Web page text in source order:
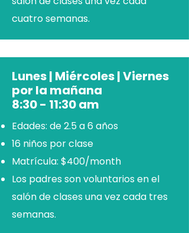
cuatro semanas.
Lunes | Miércoles | Viernes
por la mañana
8:30 - 11:30 am
Edades: de 2.5 a 6 años
16 niños por clase
Matrícula: $400/month
Los padres son voluntarios en el
salón de clases una vez cada tres
semanas.